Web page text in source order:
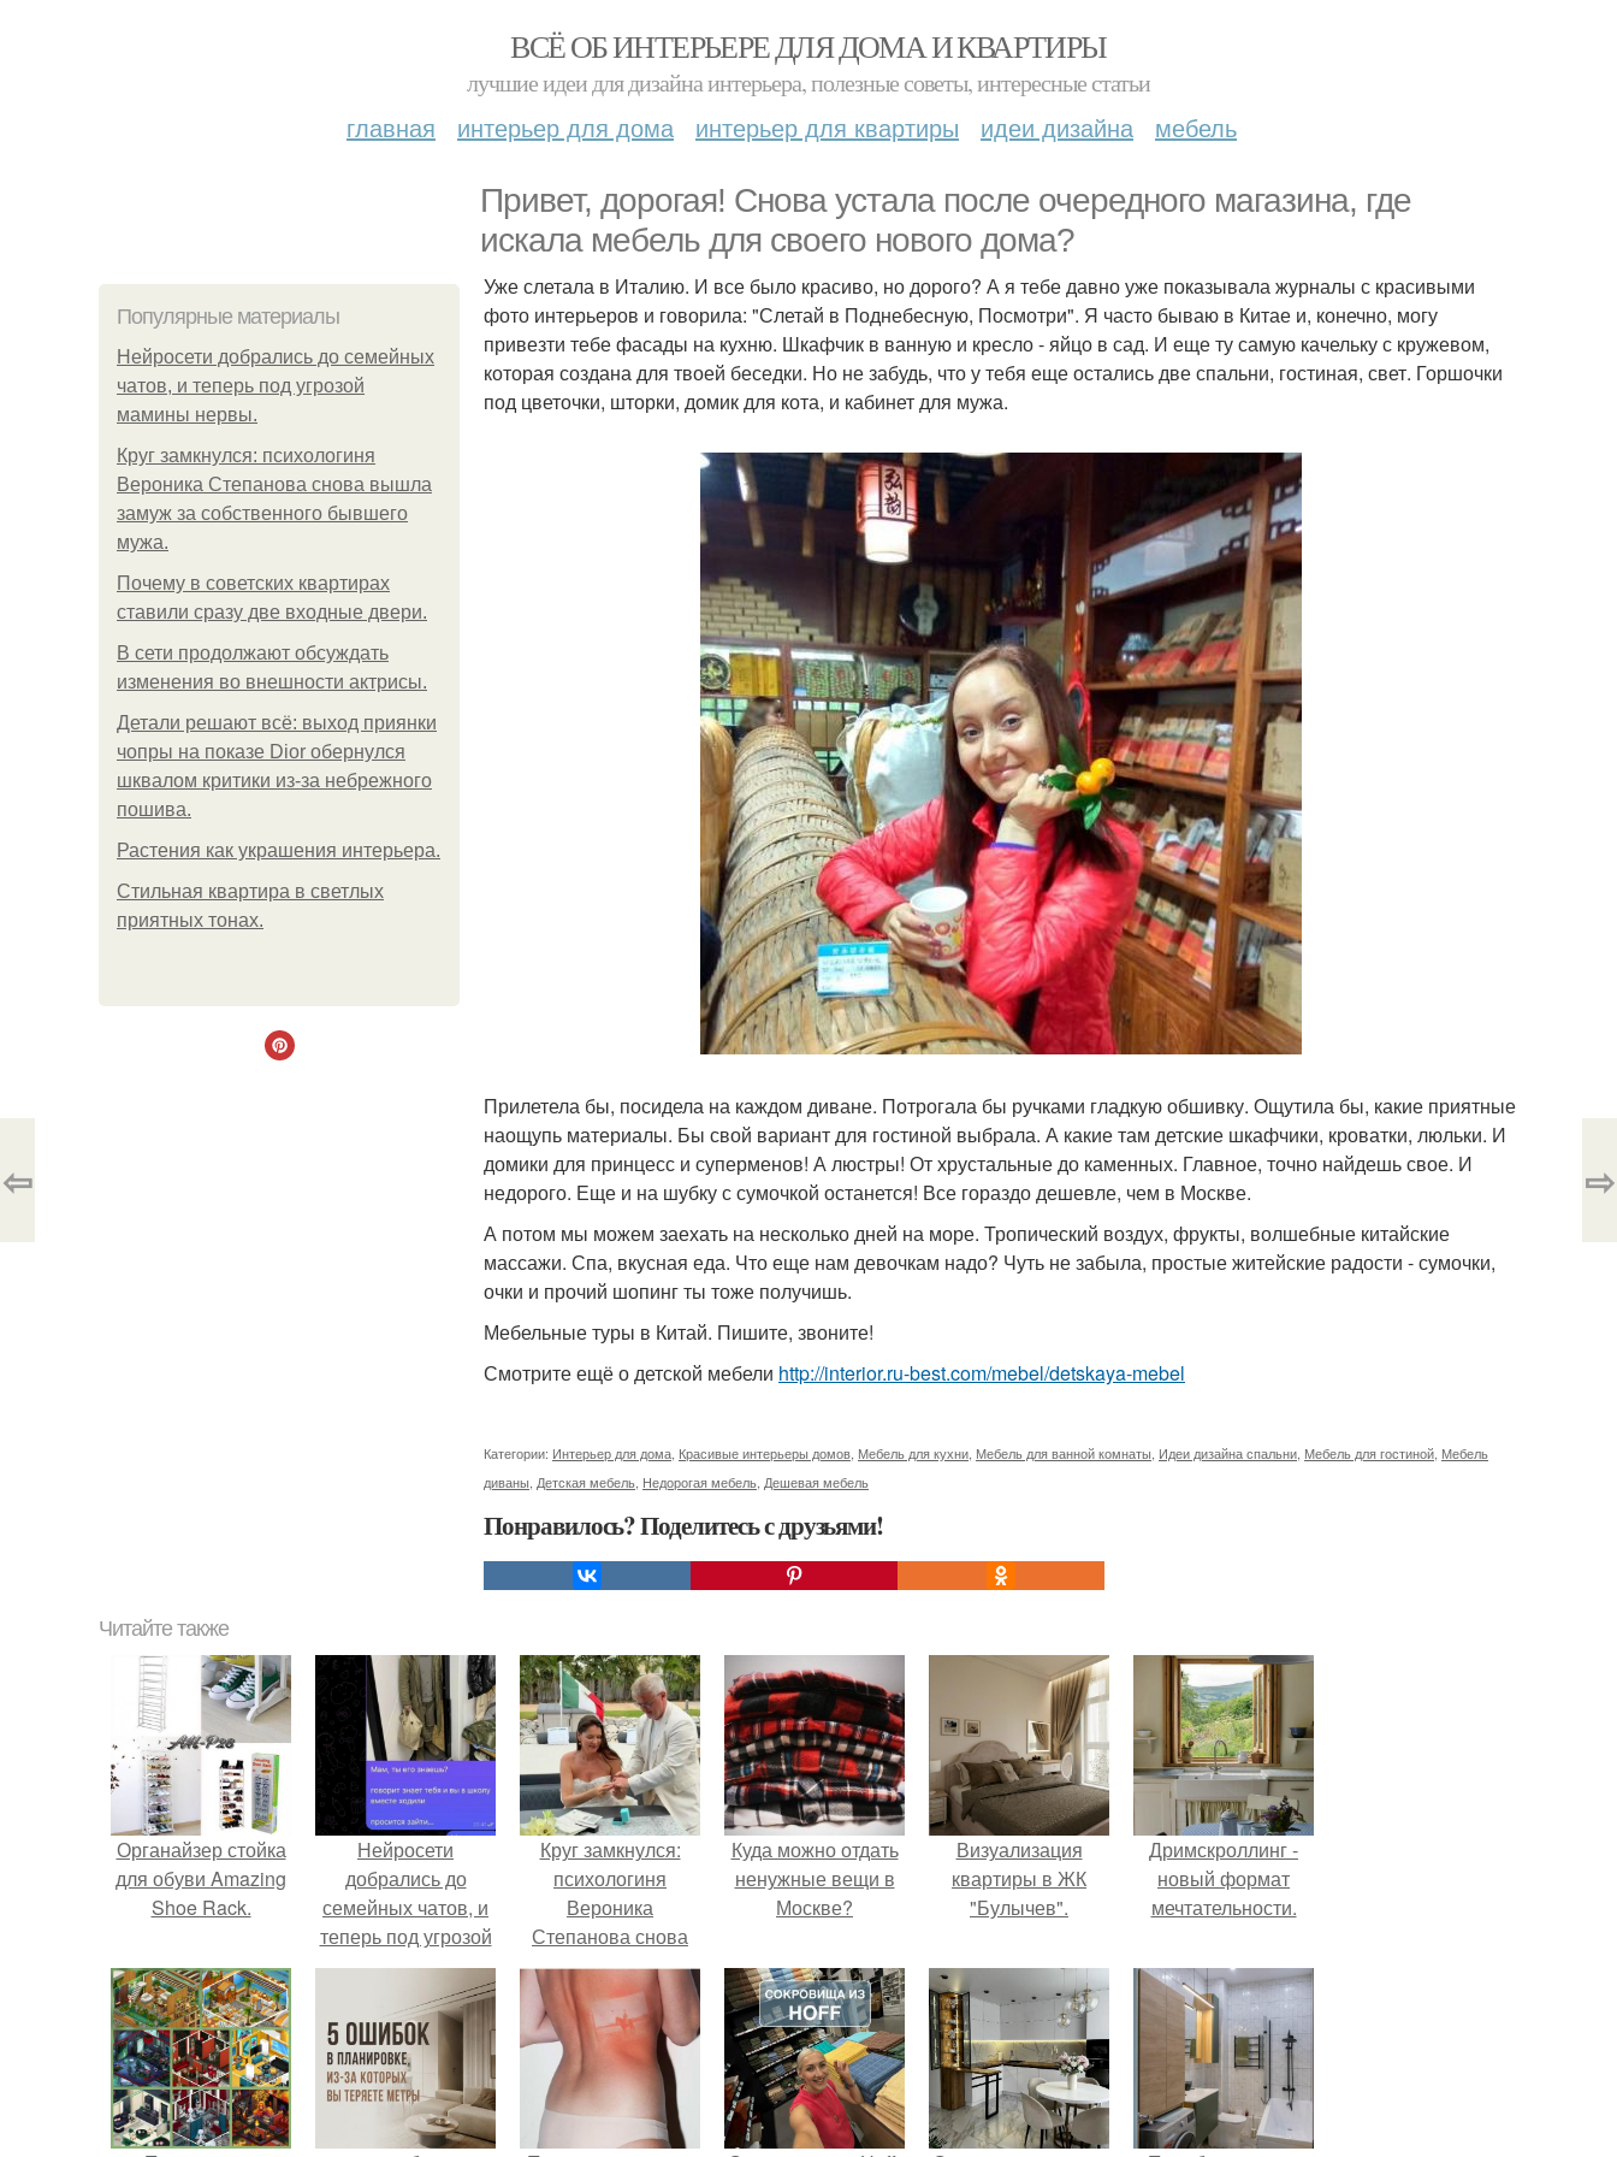
ВСЁ ОБ ИНТЕРЬЕРЕ ДЛЯ ДОМА И КВАРТИРЫ
лучшие идеи для дизайна интерьера, полезные советы, интересные статьи
главная интерьер для дома интерьер для квартиры идеи дизайна мебель
Привет, дорогая! Снова устала после очередного магазина, где
искала мебель для своего нового дома?
Популярные материалы
Нейросети добрались до семейных
чатов, и теперь под угрозой
мамины нервы.
Круг замкнулся: психологиня
Вероника Степанова снова вышла
замуж за собственного бывшего
мужа.
Почему в советских квартирах
ставили сразу две входные двери.
В сети продолжают обсуждать
изменения во внешности актрисы.
Детали решают всё: выход приянки
чопры на показе Dior обернулся
шквалом критики из-за небрежного
пошива.
Растения как украшения интерьера.
Стильная квартира в светлых
приятных тонах.
Уже слетала в Италию. И все было красиво, но дорого? А я тебе давно уже показывала журналы с красивыми
фото интерьеров и говорила: "Слетай в Поднебесную, Посмотри". Я часто бываю в Китае и, конечно, могу
привезти тебе фасады на кухню. Шкафчик в ванную и кресло - яйцо в сад. И еще ту самую качельку с кружевом,
которая создана для твоей беседки. Но не забудь, что у тебя еще остались две спальни, гостиная, свет. Горшочки
под цветочки, шторки, домик для кота, и кабинет для мужа.
Прилетела бы, посидела на каждом диване. Потрогала бы ручками гладкую обшивку. Ощутила бы, какие приятные
наощупь материалы. Бы свой вариант для гостиной выбрала. А какие там детские шкафчики, кроватки, люльки. И
домики для принцесс и суперменов! А люстры! От хрустальные до каменных. Главное, точно найдешь свое. И
недорого. Еще и на шубку с сумочкой останется! Все гораздо дешевле, чем в Москве.
А потом мы можем заехать на несколько дней на море. Тропический воздух, фрукты, волшебные китайские
массажи. Спа, вкусная еда. Что еще нам девочкам надо? Чуть не забыла, простые житейские радости - сумочки,
очки и прочий шопинг ты тоже получишь.
Мебельные туры в Китай. Пишите, звоните!
Смотрите ещё о детской мебели http://interior.ru-best.com/mebel/detskaya-mebel
Категории: Интерьер для дома Красивые интерьеры домов Мебель для кухни Мебель для ванной комнаты Идеи дизайна спальни Мебель для гостиной Мебель
диваны Детская мебель Недорогая мебель Дешевая мебель
Понравилось? Поделитесь с друзьями!
⇦ ⇨
Читайте также
Органайзер стойка
для обуви Amazing
Shoe Rack.
Нейросети
добрались до
семейных чатов, и
теперь под угрозой
мамины нервы.
Круг замкнулся:
психологиня
Вероника
Степанова снова
вышла замуж за
собственного
бывшего мужа.
Куда можно отдать
ненужные вещи в
Москве?
Визуализация
квартиры в ЖК
"Булычев".
Дримскроллинг -
новый формат
мечтательности.